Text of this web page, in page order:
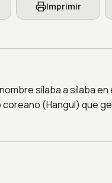
Imprimir
sílaba a sílaba en
(Hangul) que